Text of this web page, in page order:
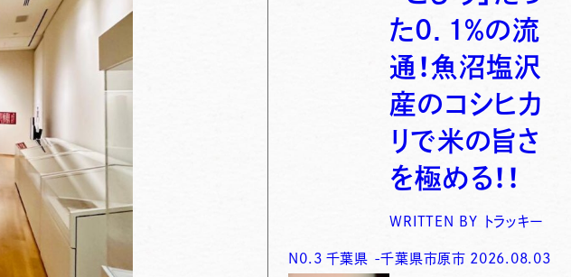
た0．1％の流
通！魚沼塩沢
産のコシヒカ
リで米の旨さ
を極める！！
WRITTEN BY トラッキー
N0. 3 千葉県 -千葉県市原市 2026.08.03